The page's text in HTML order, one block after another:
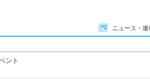
ニュース・連
ント